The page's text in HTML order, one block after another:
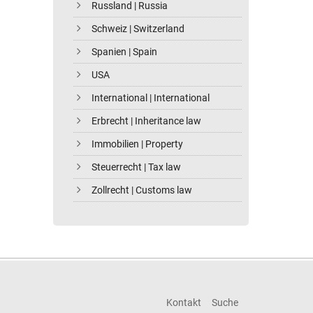
Russland | Russia
Schweiz | Switzerland
Spanien | Spain
USA
International | International
Erbrecht | Inheritance law
Immobilien | Property
Steuerrecht | Tax law
Zollrecht | Customs law
Kontakt Suche